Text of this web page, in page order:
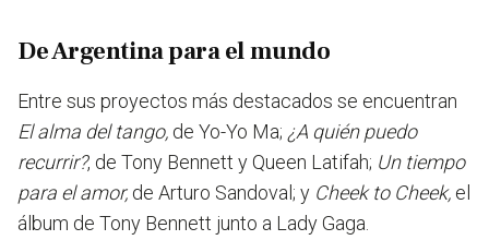
De Argentina para el mundo
Entre sus proyectos más destacados se encuentran
El alma del tango, de Yo-Yo Ma; ¿A quién puedo
recurrir?, de Tony Bennett y Queen Latifah; Un tiempo
para el amor, de Arturo Sandoval; y Cheek to Cheek, el
álbum de Tony Bennett junto a Lady Gaga.